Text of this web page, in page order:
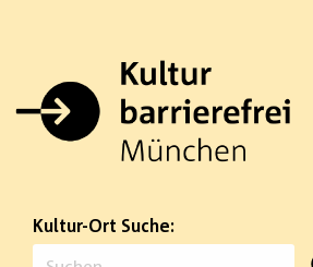
Kultur-Ort Suche:
Suchen